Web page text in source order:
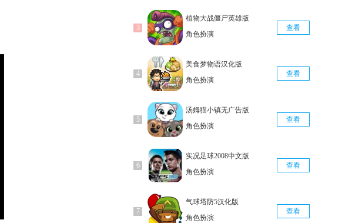
植物大战僵尸英雄版
角色扮演
查看
美食梦物语汉化版
角色扮演
查看
汤姆猫小镇无广告版
角色扮演
查看
实况足球2008中文版
角色扮演
查看
气球塔防5汉化版
角色扮演
查看